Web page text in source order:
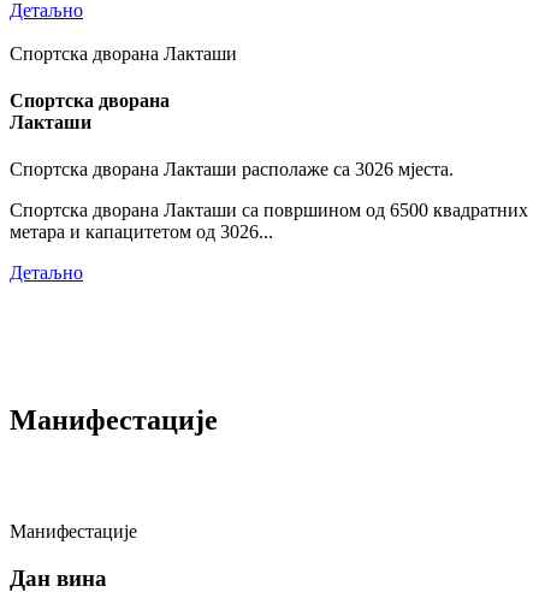
Детаљно
Спортска дворана Лакташи
Спортска дворана
Лакташи
Спортска дворана Лакташи располаже са 3026 мјеста.
Спортска дворана Лакташи са површином од 6500 квадратних
метара и капацитетом од 3026...
Детаљно
Манифестације
Манифестације
Дан вина